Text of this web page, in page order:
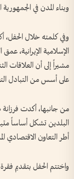
وبناء المدن في الجمهورية
وفي كلمته خلال الحفل،
الإسلامية الإيرانية، عمق
مشيراً إلى أن العلاقات
على أسس من التبادل
من جانبها، أكدت فرزانة
البلدين تشكل أساساً
أطر التعاون الاقتصادي
واختتم الحفل بتقديم